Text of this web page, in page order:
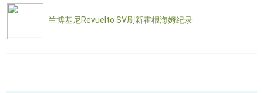
兰博基尼Revuelto SV刷新霍根海姆纪录